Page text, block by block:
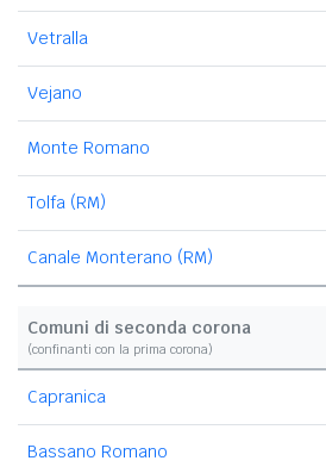
Vetralla
Vejano
Monte Romano
Tolfa (RM)
Canale Monterano (RM)
Comuni di seconda corona
(confinanti con la prima corona)
Capranica
Bassano Romano